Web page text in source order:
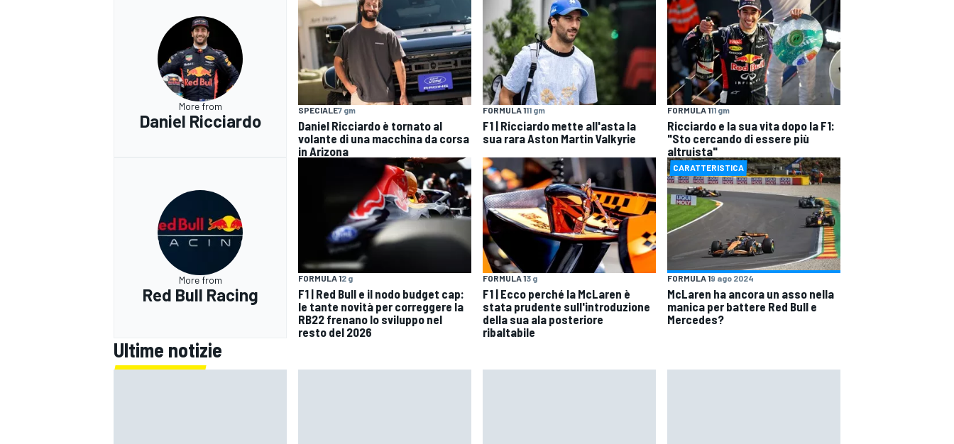
More from
Daniel Ricciardo
SPECIALE7 gm
Daniel Ricciardo è tornato al
volante di una macchina da corsa
in Arizona
FORMULA 111 gm
F1 | Ricciardo mette all'asta la
sua rara Aston Martin Valkyrie
FORMULA 111 gm
Ricciardo e la sua vita dopo la F1:
"Sto cercando di essere più
altruista"
More from
Red Bull Racing
FORMULA 12 g
F1 | Red Bull e il nodo budget cap:
le tante novità per correggere la
RB22 frenano lo sviluppo nel
resto del 2026
FORMULA 13 g
F1 | Ecco perché la McLaren è
stata prudente sull'introduzione
della sua ala posteriore
ribaltabile
CARATTERISTICA
FORMULA 19 ago 2024
McLaren ha ancora un asso nella
manica per battere Red Bull e
Mercedes?
Ultime notizie